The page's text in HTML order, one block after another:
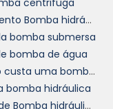
uma
custo
aplicações
é a
já existente
centrifuga
Orçamento Bomba hidráulica de pistão
bomba submersa
bomba de água
Quanto custa uma bomba de água
bomba hidráulica
Venda de Bomba hidráulica de pistão